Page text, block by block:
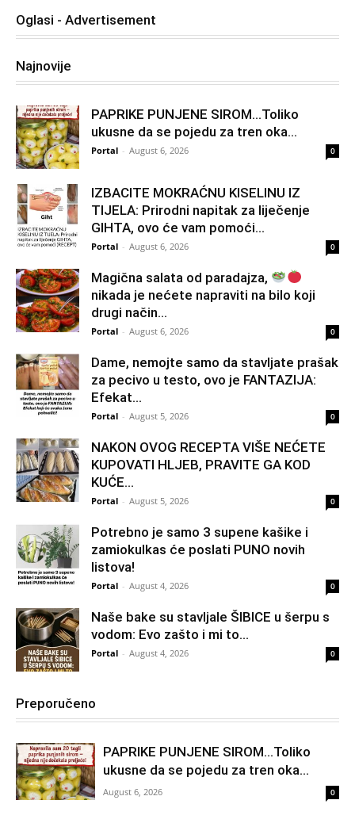
Oglasi - Advertisement
Najnovije
PAPRIKE PUNJENE SIROM…Toliko
ukusne da se pojedu za tren oka…
Portal - August 6, 2026 0
IZBACITE MOKRAĆNU KISELINU IZ
TIJELA: Prirodni napitak za liječenje
GIHTA, ovo će vam pomoći...
Portal - August 6, 2026 0
Magična salata od paradajza,
nikada je nećete napraviti na bilo koji
drugi način…
Portal - August 6, 2026 0
Dame, nemojte samo da stavljate prašak
za pecivo u testo, ovo je FANTAZIJA:
Efekat...
Portal - August 5, 2026 0
NAKON OVOG RECEPTA VIŠE NEĆETE
KUPOVATI HLJEB, PRAVITE GA KOD
KUĆE…
Portal - August 5, 2026 0
Potrebno je samo 3 supene kašike i
zamiokulkas će poslati PUNO novih
listova!
Portal - August 4, 2026 0
Naše bake su stavljale ŠIBICE u šerpu s
vodom: Evo zašto i mi to...
Portal - August 4, 2026 0
Preporučeno
PAPRIKE PUNJENE SIROM…Toliko
ukusne da se pojedu za tren oka…
August 6, 2026 0